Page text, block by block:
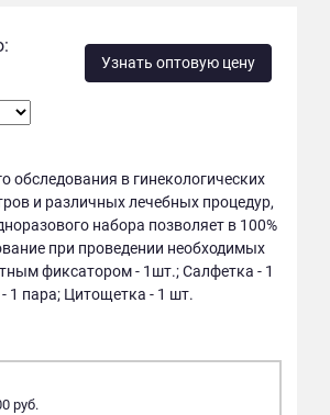
Узнать оптовую цену
в гинекологических
и различных лечебных процедур,
набора позволяет в 100%
при проведении необходимых
фиксатором - 1шт.; Салфетка - 1
1 пара; Цитощетка - 1 шт.
руб.